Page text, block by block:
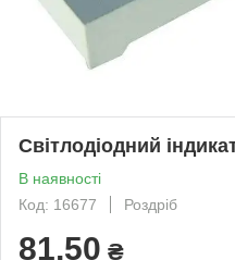
Світлодіодний
В наявності
Код: 16677
Роздріб
81,50 ₴